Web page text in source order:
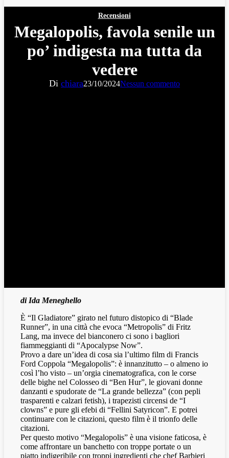
Recensioni
Megalopolis, favola senile un
po’ indigesta ma tutta da
vedere
Di chiara23/10/2024Nessun commento
di Ida Meneghello
È “Il Gladiatore” girato nel futuro distopico di “Blade
Runner”, in una città che evoca “Metropolis” di Fritz
Lang, ma invece del bianconero ci sono i bagliori
fiammeggianti di “Apocalypse Now”.
Provo a dare un’idea di cosa sia l’ultimo film di Francis
Ford Coppola “Megalopolis”: è innanzitutto – o almeno io
così l’ho visto – un’orgia cinematografica, con le corse
delle bighe nel Colosseo di “Ben Hur”, le giovani donne
danzanti e spudorate de “La grande bellezza” (con pepli
trasparenti e calzari fetish), i trapezisti circensi de “I
clowns” e pure gli efebi di “Fellini Satyricon”. E potrei
continuare con le citazioni, questo film è il trionfo delle
citazioni.
Per questo motivo “Megalopolis” è una visione faticosa, è
come affrontare un banchetto con troppe portate o un
piatto indigeribile con troppi ingredienti che chef Barbieri